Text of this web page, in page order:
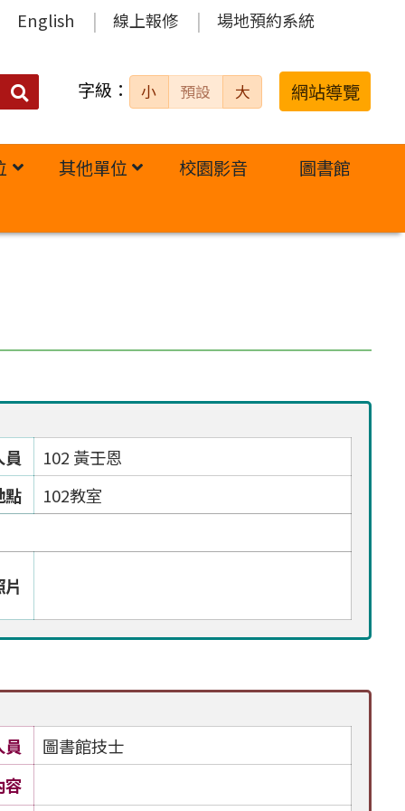
English 線上報修 場地預約系統
搜
字級： 小 預設 大 網站導覽
其他單位 校園影音 圖書館
員
102 黃壬恩
點
102教室
圖書館技士
容